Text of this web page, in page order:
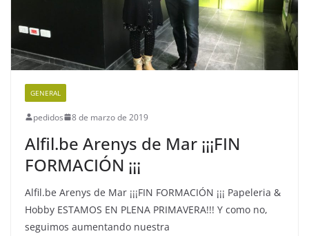
GENERAL
pedidos 8 de marzo de 2019
Alfil.be Arenys de Mar ¡¡¡FIN
FORMACIÓN ¡¡¡
Alfil.be Arenys de Mar ¡¡¡FIN FORMACIÓN ¡¡¡ Papeleria &
Hobby ESTAMOS EN PLENA PRIMAVERA!!! Y como no,
seguimos aumentando nuestra